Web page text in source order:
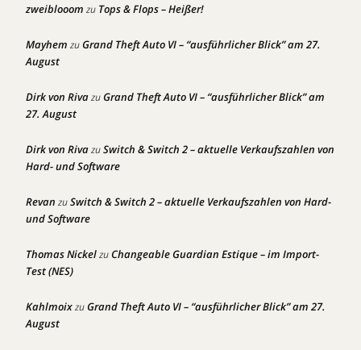
zweiblooom zu Tops & Flops – Heißer!
Mayhem zuGrand Theft Auto VI – “ausführlicher Blick” am 27.
August
Dirk von RivazuGrand Theft Auto VI – “ausführlicher Blick” am
27. August
Dirk von RivazuSwitch & Switch 2 – aktuelle Verkaufszahlen von
Hard- und Software
Revan zuSwitch & Switch 2 – aktuelle Verkaufszahlen von Hard-
und Software
Thomas NickelzuChangeable Guardian Estique – im Import-
Test (NES)
KahlmoixzuGrand Theft Auto VI – “ausführlicher Blick” am 27.
August